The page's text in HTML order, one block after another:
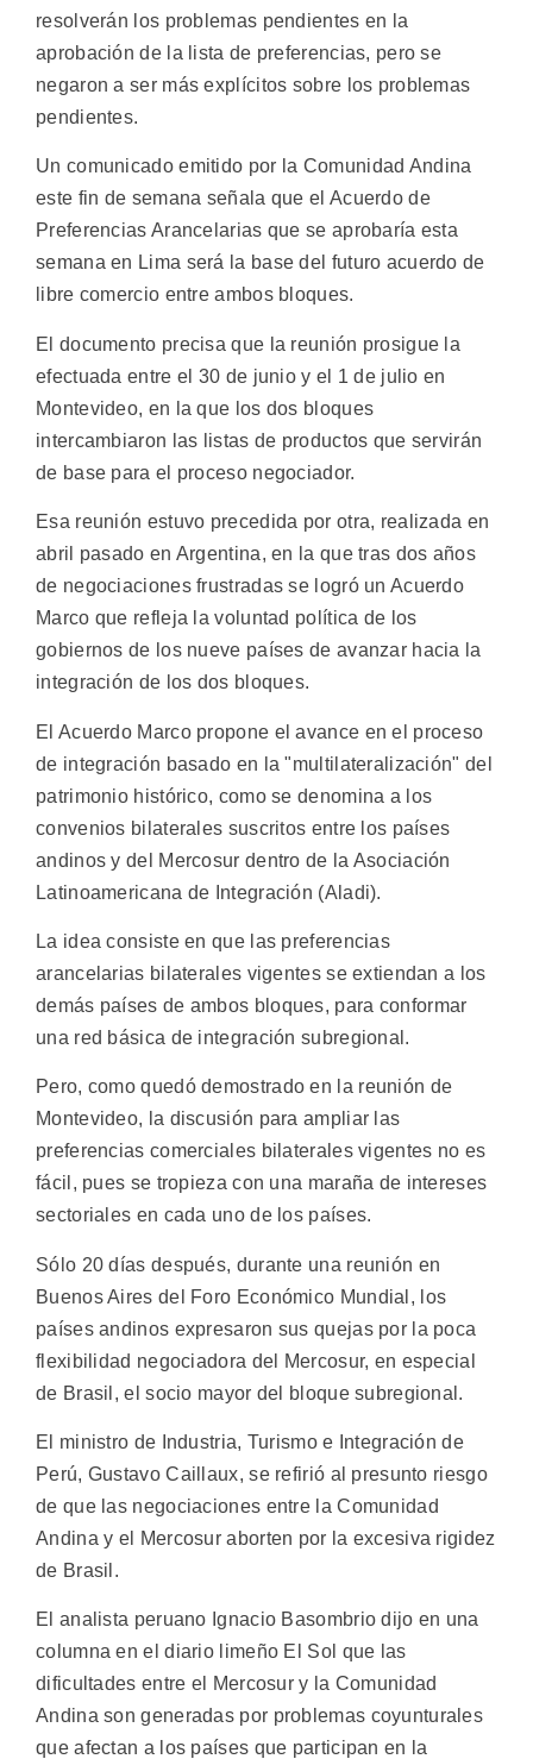
resolverán los problemas pendientes en la
aprobación de la lista de preferencias, pero se
negaron a ser más explícitos sobre los problemas
pendientes.
Un comunicado emitido por la Comunidad Andina
este fin de semana señala que el Acuerdo de
Preferencias Arancelarias que se aprobaría esta
semana en Lima será la base del futuro acuerdo de
libre comercio entre ambos bloques.
El documento precisa que la reunión prosigue la
efectuada entre el 30 de junio y el 1 de julio en
Montevideo, en la que los dos bloques
intercambiaron las listas de productos que servirán
de base para el proceso negociador.
Esa reunión estuvo precedida por otra, realizada en
abril pasado en Argentina, en la que tras dos años
de negociaciones frustradas se logró un Acuerdo
Marco que refleja la voluntad política de los
gobiernos de los nueve países de avanzar hacia la
integración de los dos bloques.
El Acuerdo Marco propone el avance en el proceso
de integración basado en la "multilateralización" del
patrimonio histórico, como se denomina a los
convenios bilaterales suscritos entre los países
andinos y del Mercosur dentro de la Asociación
Latinoamericana de Integración (Aladi).
La idea consiste en que las preferencias
arancelarias bilaterales vigentes se extiendan a los
demás países de ambos bloques, para conformar
una red básica de integración subregional.
Pero, como quedó demostrado en la reunión de
Montevideo, la discusión para ampliar las
preferencias comerciales bilaterales vigentes no es
fácil, pues se tropieza con una maraña de intereses
sectoriales en cada uno de los países.
Sólo 20 días después, durante una reunión en
Buenos Aires del Foro Económico Mundial, los
países andinos expresaron sus quejas por la poca
flexibilidad negociadora del Mercosur, en especial
de Brasil, el socio mayor del bloque subregional.
El ministro de Industria, Turismo e Integración de
Perú, Gustavo Caillaux, se refirió al presunto riesgo
de que las negociaciones entre la Comunidad
Andina y el Mercosur aborten por la excesiva rigidez
de Brasil.
El analista peruano Ignacio Basombrio dijo en una
columna en el diario limeño El Sol que las
dificultades entre el Mercosur y la Comunidad
Andina son generadas por problemas coyunturales
que afectan a los países que participan en la